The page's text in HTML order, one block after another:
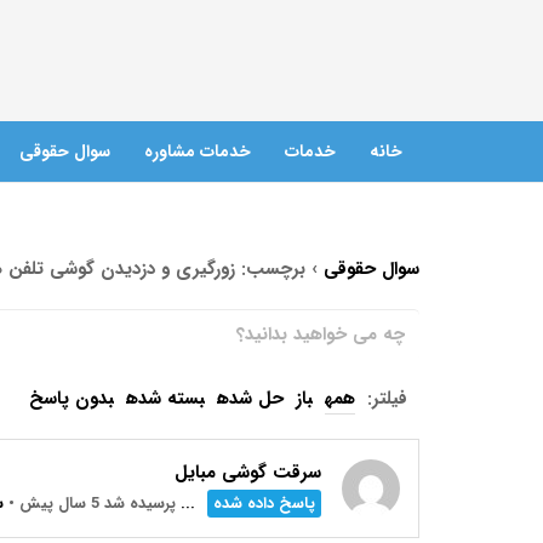
خانه خدمات خدمات مشاوره سوال حقوقی
سوال حقوقی › برچسب: زورگیری و دزدیدن گوشی تلفن
فیلتر: همه باز حل شده بسته شده بدون پاسخ
سرقت گوشی مبایل
پاسخ داده شده ... پرسیده شد 5 سال پیش •